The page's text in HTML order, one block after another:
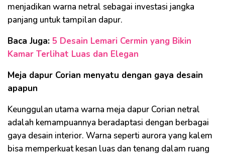
menjadikan warna netral sebagai investasi jangka
panjang untuk tampilan dapur.
Baca Juga: 5 Desain Lemari Cermin yang Bikin
Kamar Terlihat Luas dan Elegan
Meja dapur Corian menyatu dengan gaya desain
apapun
Keunggulan utama warna meja dapur Corian netral
adalah kemampuannya beradaptasi dengan berbagai
gaya desain interior. Warna seperti aurora yang kalem
bisa memperkuat kesan luas dan tenang dalam ruang